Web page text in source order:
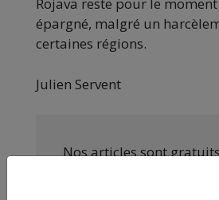
épargné, malgré un
certaines régions.
Julien Servent
Nos articles sont